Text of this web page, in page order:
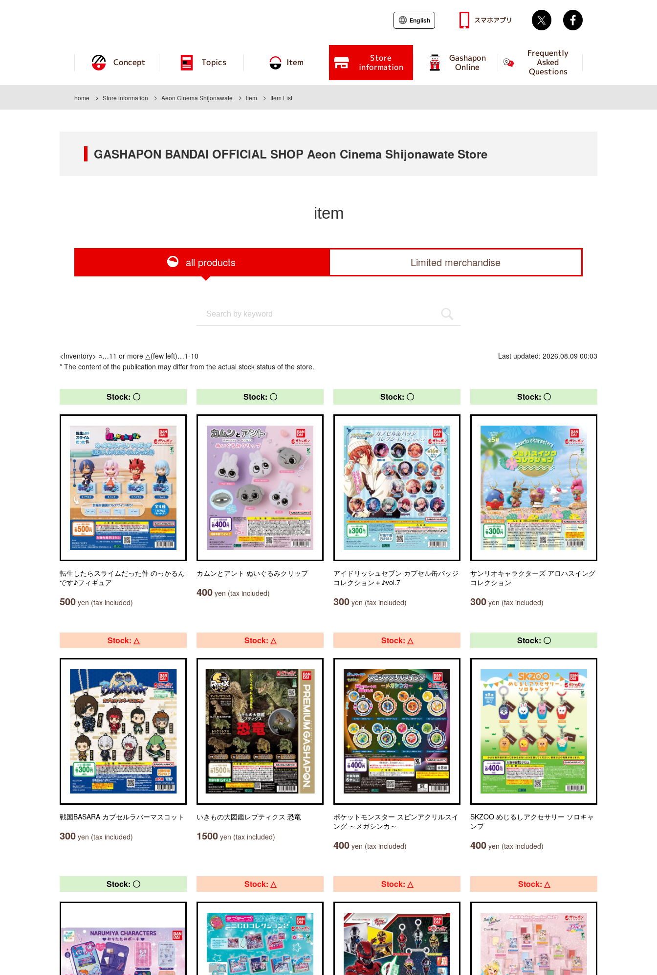
Concept Topics Item Store
information
Gashapon
Online
Frequently
Asked
Questions
English スマホアプリ Twitter
home Store information Aeon Cinema Shijonawate Item Item List
GASHAPON BANDAI OFFICIAL SHOP Aeon Cinema Shijonawate Store
item
all products Limited merchandise
<Inventory> ○…11 or more △(few left)…1-10
* The content of the publication may differ from the actual stock status of the store.
Last updated: 2026.08.09 00:03
Stock: 〇
転生したらスライムだった件 のっかるん
です♪フィギュア
500 yen (tax included)
Stock: 〇
カムンとアント ぬいぐるみクリップ
400 yen (tax included)
Stock: 〇
アイドリッシュセブン カプセル缶バッジ
コレクション＋♪vol.7
300 yen (tax included)
Stock: 〇
サンリオキャラクターズ アロハスイング
コレクション
300 yen (tax included)
Stock: △
戦国BASARA カプセルラバーマスコット
300 yen (tax included)
Stock: △
いきもの大図鑑レプティクス 恐竜
1500 yen (tax included)
Stock: △
ポケットモンスター スピンアクリルスイ
ング ～メガシンカ～
400 yen (tax included)
Stock: 〇
SKZOO めじるしアクセサリー ソロキャ
ンプ
400 yen (tax included)
Stock: 〇 Stock: △ Stock: △ Stock: △